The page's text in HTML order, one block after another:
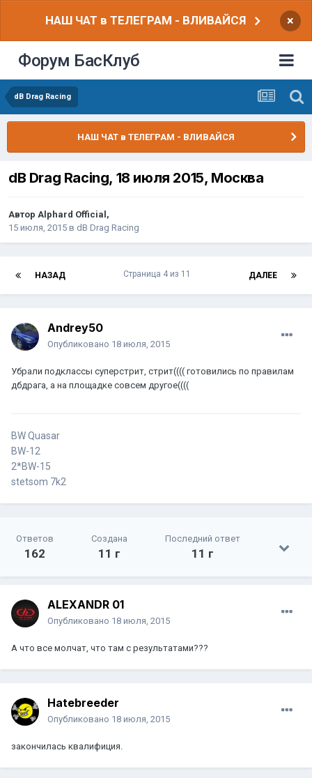
НАШ ЧАТ в ТЕЛЕГРАМ - ВЛИВАЙСЯ ×
Форум БасКлуб
dB Drag Racing
НАШ ЧАТ в ТЕЛЕГРАМ - ВЛИВАЙСЯ
dB Drag Racing, 18 июля 2015, Москва
Автор Alphard Official ,
15 июля, 2015 в dB Drag Racing
НАЗАД ДАЛЕЕ
Страница 4 из 11
Andrey50
Опубликовано 18 июля, 2015
Убрали подклассы суперстрит, стрит(((( готовились по правилам
дбдрага, а на площадке совсем другое((((
BW Quasar
BW-12
2*BW-15
stetsom 7k2
Ответов
162
Создана
11 г
Последний ответ
11 г
ALEXANDR 01
Опубликовано 18 июля, 2015
А что все молчат, что там с результатами???
Hatebreeder
Опубликовано 18 июля, 2015
закончилась квалифиция.